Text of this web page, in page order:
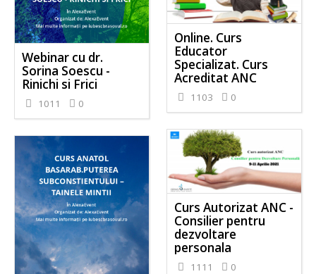
Webinar cu dr.
Sorina Soescu -
Rinichi si Frici
1011 0
Online. Curs
Educator
Specializat. Curs
Acreditat ANC
1103 0
Curs Autorizat ANC -
Consilier pentru
dezvoltare
personala
1111 0